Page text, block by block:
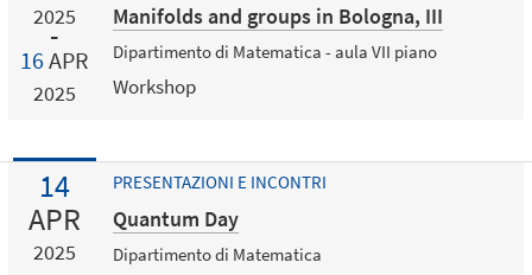
2025
16 APR
2025
Manifolds and groups in Bologna, III
Dipartimento di Matematica - aula VII piano
Workshop
14
APR
2025
PRESENTAZIONI E INCONTRI
Quantum Day
Dipartimento di Matematica